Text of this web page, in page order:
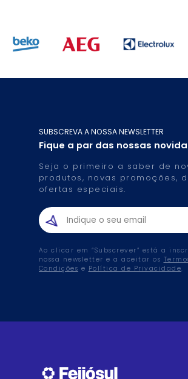
SUBSCREVA A NOSSA NEWSLETTER
Fique a par das nossas
Seja o primeiro a saber de
produtos, novas promoções,
ofertas especiais.
Ao clicar em “Subscrever” está a
nossa newsletter e a aceitar os
Condições e Política de Privacidade.